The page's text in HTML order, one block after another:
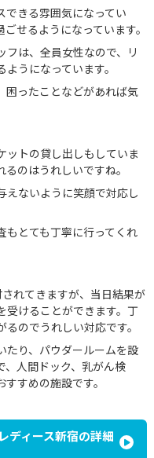
できる雰囲気になってい
せるようになっています。
は、全員女性なので、リ
うになっています。
困ったことなどがあれば気
ットの貸し出しもしていま
のはうれしいですね。
えないように笑顔で対応し
もとても丁寧に行ってくれ
れてきますが、当日結果が
受けることができます。丁
のでうれしい対応です。
たり、パウダールームを設
、人間ドック、乳がん検
すめの施設です。
ィース新宿の詳細